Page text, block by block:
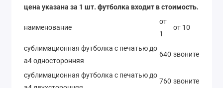
цена указана за 1 шт. футболка входит в стоимость.
наименование
от
1
от 10
сублимационная футболка с печатью до
а4 односторонняя
640 звоните
сублимационная футболка с печатью до
760 звоните